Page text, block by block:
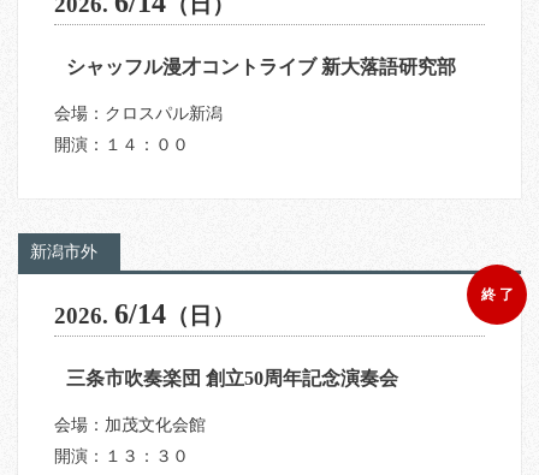
シャッフル漫才コントライブ 新大落語研究部
会場：クロスパル新潟
開演：１４：００
新潟市外
終 了
2026. 6/14 （日）
三条市吹奏楽団 創立50周年記念演奏会
会場：加茂文化会館
開演：１３：３０